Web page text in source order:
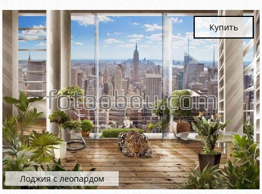
Лоджия с леопардом
Купить